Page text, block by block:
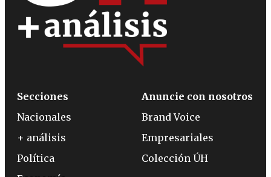
Secciones
Nacionales
+ análisis
Política
Anuncie con nosotros
Brand Voice
Empresariales
Colección ÚH